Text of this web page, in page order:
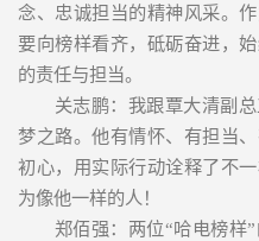
念、忠诚担当的精神风采。
要向榜样看齐，砥砺奋进，
的责任与担当。
关志鹏：我跟覃大清副
梦之路。他有情怀、有担当
初心，用实际行动诠释了不
为像他一样的人！
郑佰强：两位“哈电榜样